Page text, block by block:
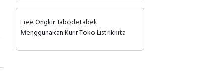
Free Ongkir Jabodetabek
Menggunakan Kurir Toko Listrikkita